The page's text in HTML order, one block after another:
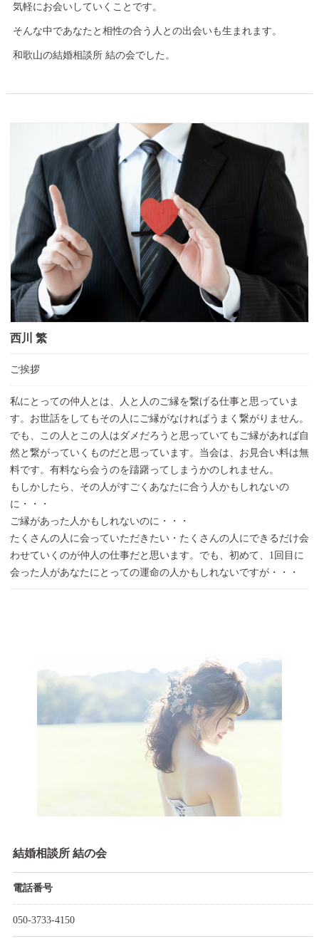
気軽にお会いしていくことです。
そんな中であなたと相性の合う人との出会いも生まれます。
和歌山の結婚相談所 結の会でした。
西川 繁
ご挨拶
私にとっての仲人とは、人と人のご縁を繋げる仕事と思っていま
す。お世話をしてもその人にご縁がなければうまく繋がりません。
でも、この人とこの人はダメだろうと思っていてもご縁があれば自
然と繋がっていくものだと思っています。当会は、お見合い料は無
料です。有料なら会うのを躊躇ってしまうかのしれません。
もしかしたら、その人がすごくあなたに合う人かもしれないの
に・・・
ご縁があった人かもしれないのに・・・
たくさんの人に会っていただきたい・たくさんの人にできるだけ会
わせていくのが仲人の仕事だと思います。でも、初めて、1回目に
会った人があなたにとっての運命の人かもしれないですが・・・
結婚相談所 結の会
電話番号
050-3733-4150